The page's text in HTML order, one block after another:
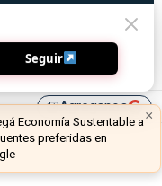
library_addAgreganos
Seguir